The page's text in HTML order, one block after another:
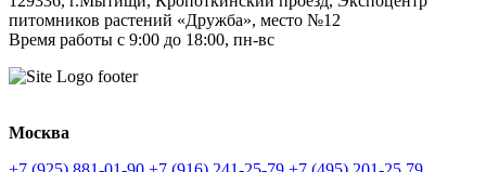
питомников растений «Дружба», место №12
Время работы с 9:00 до 18:00, пн-вс
Москва